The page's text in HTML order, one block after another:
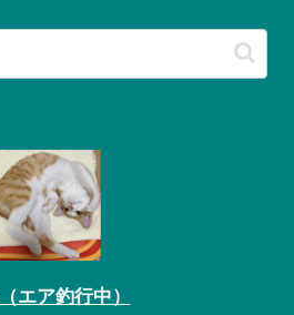
エア釣行中）